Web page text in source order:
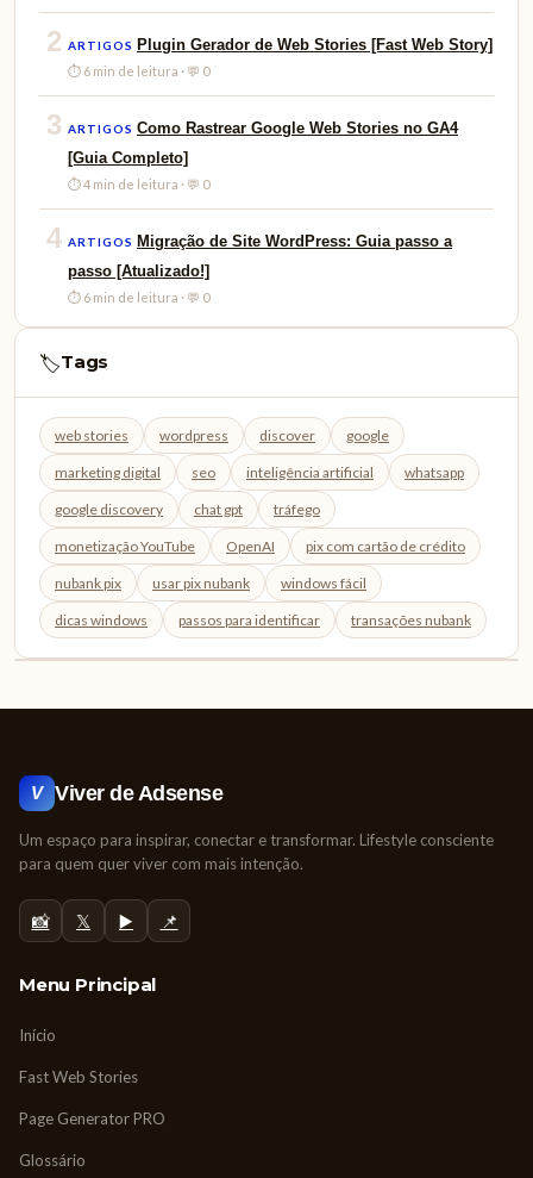
2 ARTIGOS Plugin Gerador de Web Stories [Fast Web Story]
⏱ 6 min de leitura · 💬 0
3 ARTIGOS Como Rastrear Google Web Stories no GA4
[Guia Completo]
⏱ 4 min de leitura · 💬 0
4 ARTIGOS Migração de Site WordPress: Guia passo a
passo [Atualizado!]
⏱ 6 min de leitura · 💬 0
🏷️Tags
web stories wordpress discover google
marketing digital seo inteligência artificial whatsapp
google discovery chat gpt tráfego
monetização YouTube OpenAI pix com cartão de crédito
nubank pix usar pix nubank windows fácil
dicas windows passos para identificar transações nubank
V Viver de Adsense
Um espaço para inspirar, conectar e transformar. Lifestyle consciente
para quem quer viver com mais intenção.
📸 𝕏 ▶️ 📌
Menu Principal
Início
Fast Web Stories
Page Generator PRO
Glossário